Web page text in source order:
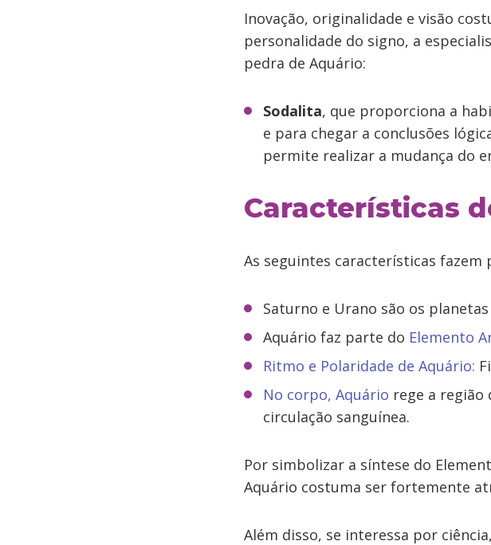
Inovação, originalidade e visão
personalidade do signo, a
pedra de Aquário:
Sodalita, que proporciona a
e para chegar a conclusões
permite realizar a mudança do
Características
As seguintes características
Saturno e Urano são os
Aquário faz parte do Elemento
Ritmo e Polaridade de Aquário:
No corpo, Aquário rege a região
circulação sanguínea.
Por simbolizar a síntese do
Aquário costuma ser fortemente
Além disso, se interessa por